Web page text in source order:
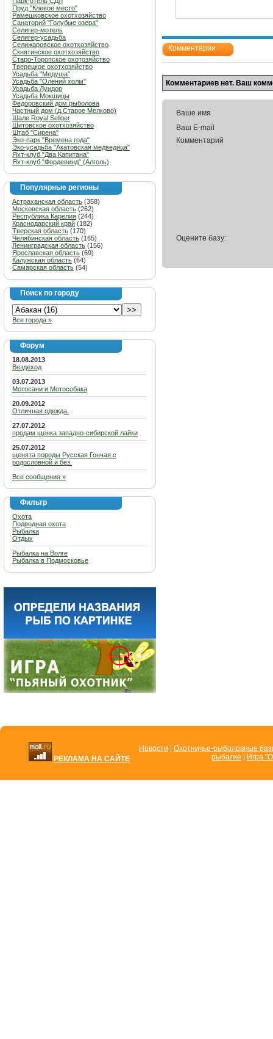
Пруд "Клевое место"
Рамешковское охотхозяйство
Санаторий "Голубые озера"
Селигер-мотель
Селигер-усадьба
Селижаровское охотхозяйство
Скнятинское охотхозяйство
Старо-Торопское охотозяйство
Тверецкое охотхозяйство
Усадьба "Медуша"
Усадьба "Олений холм"
Усадьба Луидор
Усадьба Мокшицы
Федоровский дом рыболова
Частный дом (д.Старое Мелково)
Шале Royal Seliger
Шитовское охотхозяйство
Штаб "Сирена"
Эко-парк "Времена года"
Эко-усадьба "Акатовская медведица"
Яхт-клуб "Два Капитана"
Яхт-клуб "Фордевинд" (Алголь)
Популярные регионы
Астраханская область (358)
Московская область (262)
Республика Карелия (244)
Краснодарский край (182)
Тверская область (170)
Челябинская область (165)
Ленинградская область (156)
Ярославская область (69)
Калужская область (64)
Самарская область (54)
Поиск по городу
Все города »
Форум
18.08.2013
Вездеход
03.07.2013
Мотосани и Мотособака
20.09.2012
Отличная одежда.
27.07.2012
продам щенка западно-сибирской лайки
25.07.2012
щенята породы Русская Гончая с
родословной и без.
Все сообщения »
Фильтр
Охота
Подводная охота
Рыбалка
Отдых
Рыбалка на Волге
Рыбалка в Подмосковье
Комментарии
Комментариев нет. Ваш
Ваше имя
Ваш E-mail
Комментарий
Оцените базу:
РЕКЛАМА НА САЙТЕ
Новости
Охотничье-рыболовные
рыбалке
Игра